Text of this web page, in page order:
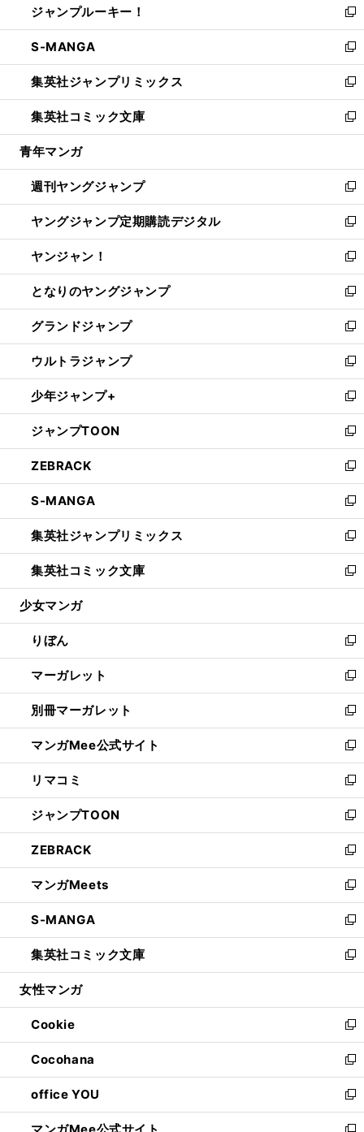
く
で
開
く
ド
ウ
で
開
く
ィ
ン
ド
ウ
で
開
く
い
ウ
ィ
ン
ド
ウ
で
開
ジャンプルーキー！
新
し
い
ウ
ィ
ン
ド
ウ
開
く
S-MANGA
新
し
い
ウ
ィ
ン
ウ
で
開
く
集英社ジャンプリミックス
新
し
い
ウ
ン
ド
ウ
で
開
く
集英社コミック文庫
新
し
ウ
ィ
ン
ド
ウ
で
開
く
青年マンガ
週刊ヤングジャンプ
新
し
い
ウ
ィ
ン
ド
ウ
で
開
く
ヤングジャンプ定期購読デジタル
新
し
い
ウ
ィ
ン
ド
ウ
で
開
く
ヤンジャン！
新
し
い
ウ
ィ
ン
ド
ウ
で
開
く
となりのヤングジャンプ
新
し
い
ウ
ィ
ン
ド
ウ
で
開
く
グランドジャンプ
新
し
い
ウ
ィ
ン
ド
ウ
で
開
く
ウルトラジャンプ
新
し
い
ウ
ィ
ン
ド
ウ
で
開
く
少年ジャンプ+
新
し
い
ウ
ィ
ン
ド
ウ
で
開
く
ジャンプTOON
新
し
い
ウ
ィ
ン
ド
ウ
で
開
ZEBRACK
新
し
い
ウ
ィ
ン
ド
ウ
開
く
S-MANGA
新
し
い
ウ
ィ
ン
ウ
で
開
く
集英社ジャンプリミックス
新
し
い
ウ
ン
ド
ウ
で
開
く
集英社コミック文庫
新
し
ウ
ィ
ン
ド
ウ
で
開
く
少女マンガ
りぼん
新
し
い
ウ
ィ
ン
ド
ウ
で
開
く
マーガレット
新
し
い
ウ
ィ
ン
ド
ウ
で
開
く
別冊マーガレット
新
し
い
ウ
ィ
ン
ド
ウ
で
開
く
マンガMee公式サイト
新
し
い
ウ
ィ
ン
ド
ウ
で
開
く
リマコミ
新
し
い
ウ
ィ
ン
ド
ウ
で
開
く
ジャンプTOON
新
し
い
ウ
ィ
ン
ド
ウ
で
開
ZEBRACK
新
し
い
ウ
ィ
ン
ド
ウ
開
く
マンガMeets
新
し
い
ウ
ィ
ン
ウ
で
開
く
S-MANGA
新
し
い
ウ
ン
ド
ウ
で
開
く
集英社コミック文庫
新
し
ウ
ィ
ン
ド
ウ
で
開
く
女性マンガ
Cookie
新
し
い
ウ
ィ
ン
Cocohana
新
し
い
ウ
office YOU
新
し